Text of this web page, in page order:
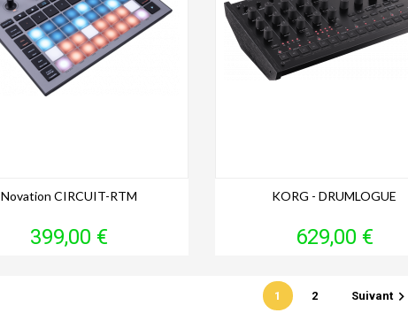
Novation CIRCUIT-RTM
Prix
399,00 €
KORG - DRUMLOGUE
Prix
629,00 €
1 2 Suivant 